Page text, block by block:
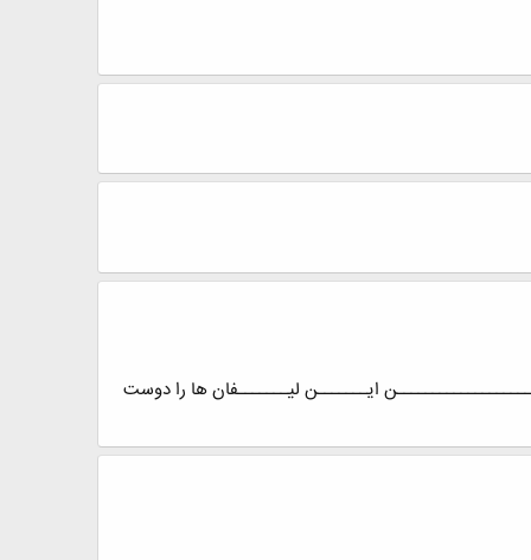
ایـــــــن لیـــــــفان ها را دوست